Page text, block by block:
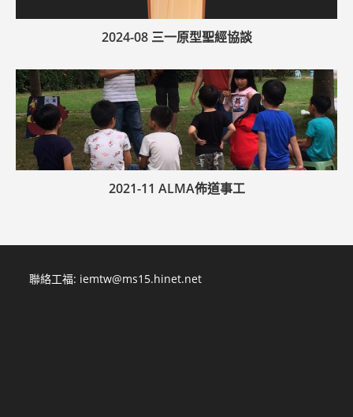
2024-08 三一原型聖經協談
2021-11 ALMA佈道事工
聯絡工福: iemtw@ms15.hinet.net